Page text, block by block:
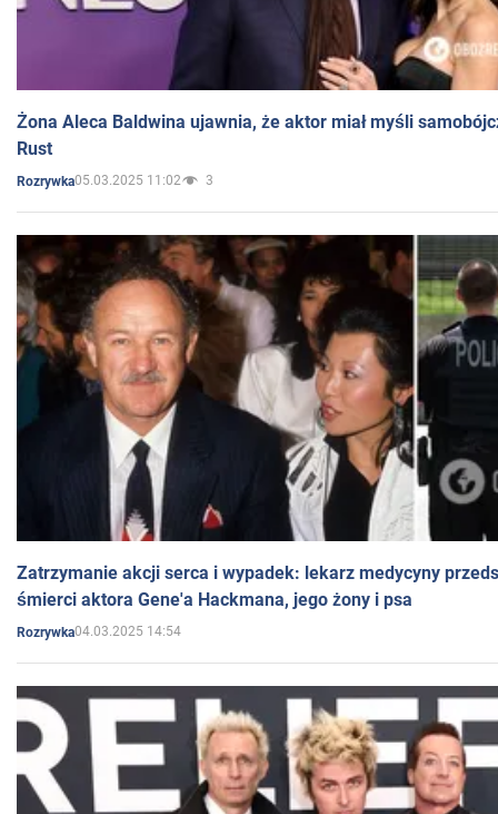
Żona Aleca Baldwina ujawnia, że aktor miał myśli
Rust
Rozrywka05.03.2025 11:02 3
Zatrzymanie akcji serca i wypadek: lekarz medycyny
śmierci aktora Gene'a Hackmana, jego żony i psa
Rozrywka04.03.2025 14:54